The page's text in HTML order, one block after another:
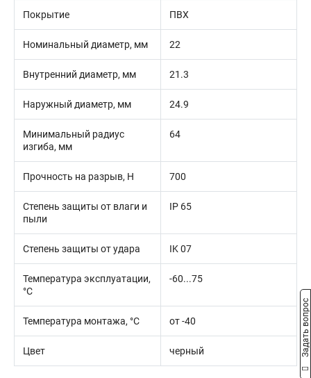
Покрытие ПВХ
Номинальный диаметр, мм 22
Внутренний диаметр, мм 21.3
Наружный диаметр, мм 24.9
Минимальный радиус
изгиба, мм
64
Прочность на разрыв, Н 700
Степень защиты от влаги и
пыли
IP 65
Степень защиты от удара IK 07
Температура эксплуатации,
°С
-60...75
Температура монтажа, °С от -40
Цвет черный Задать вопрос